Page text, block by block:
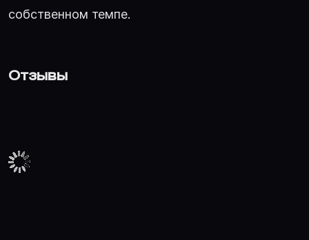
собственном темпе.
Отзывы